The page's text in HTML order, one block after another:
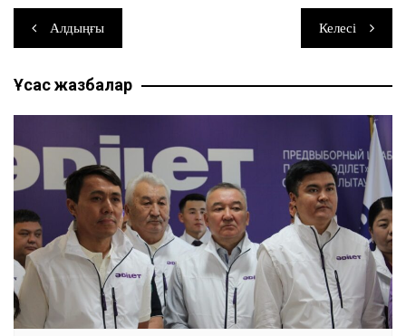
c
e
b
o
o
tt
er
ai
l
A
p
p
a
m
n
g
ра
ви
ть
Навигация
по
записям
Алдыңғы Келесі
Ұқсас жазбалар